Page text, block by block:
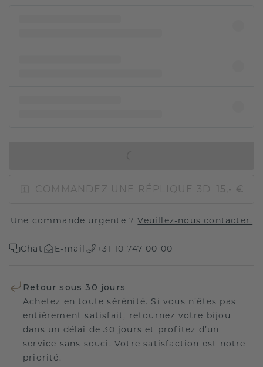
COMMANDEZ UNE RÉPLIQUE 3D 15,- €
Une commande urgente ?Veuillez-nous contacter.
Chat E-mail +31 10 747 00 00
Retour sous 30 jours
Achetez en toute sérénité. Si vous n’êtes pas
entièrement satisfait, retournez votre bijou
dans un délai de 30 jours et profitez d’un
service sans souci. Votre satisfaction est notre
priorité.